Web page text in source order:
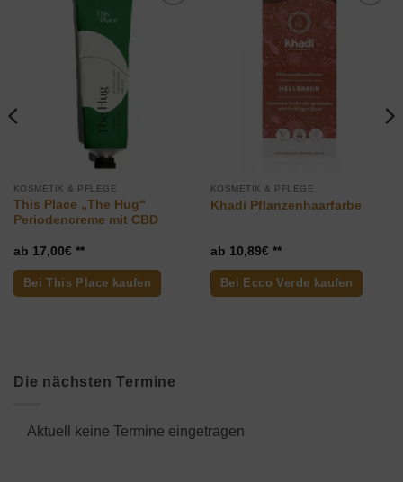
Wunschliste
hinzufügen
KOSMETIK & PFLEGE
This Place „The Hug“
Periodencreme mit CBD
17,00€
Bei This Place kaufen
Wunschliste
KOSMETIK & PFLEGE
Khadi Pflanzenhaarfarbe
10,89€
Bei Ecco Verde kaufen
Die nächsten Termine
Aktuell keine Termine eingetragen